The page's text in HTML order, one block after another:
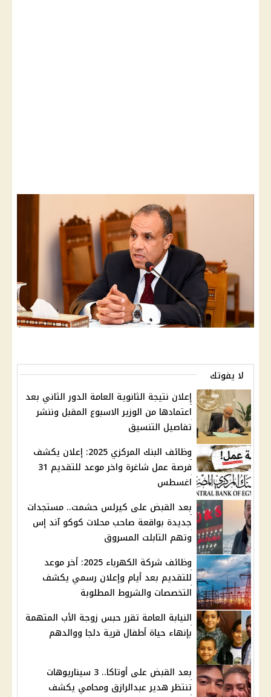
لا يفوتك
إعلان نتيجة الثانوية العامة الدور الثاني بعد
اعتمادها من الوزير الاسبوع المقبل وننشر
تفاصيل التنسيق
وظائف البنك المركزي 2025: إعلان يكشف
فرصة عمل شاغرة واخر موعد للتقديم 31
اغسطس
بعد القبض على كيرلس حشمت.. مستجدات
جديدة بواقعة صاحب محلات كوكو آند إس
وتهم التابلت المسروق
وظائف شركة الكهرباء 2025: أخر موعد
للتقديم بعد أيام وإعلان رسمي يكشف
التخصصات والشروط المطلوبة
النيابة العامة تقرر حبس زوجة الأب المتهمة
بإنهاء حياة أطفال قرية دلجا ووالدهم
بعد القبض على أوتاكا.. 3 سيناريوهات
تنتظر هدير عبدالرازق ومحامي يكشف